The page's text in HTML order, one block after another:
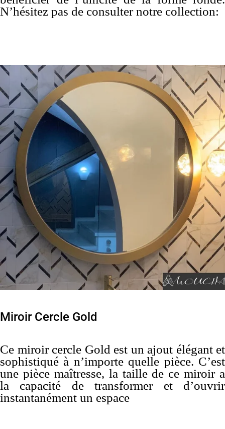
N’hésitez pas de consulter notre collection:
Miroir Cercle Gold
Ce miroir cercle Gold est un ajout élégant et
sophistiqué à n’importe quelle pièce. C’est
une pièce maîtresse, la taille de ce miroir a
la capacité de transformer et d’ouvrir
instantanément un espace